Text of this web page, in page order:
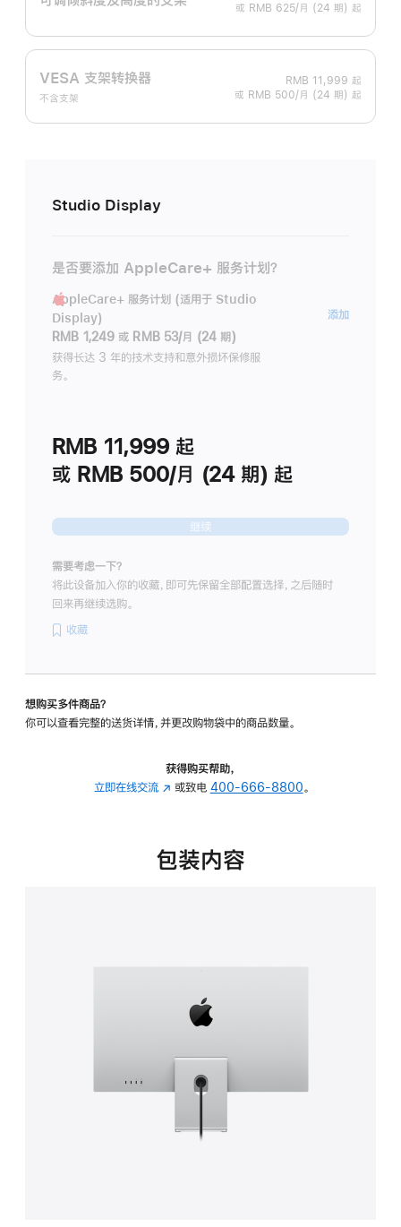
或 RMB 625/月 (24 期) 起
VESA 支架转换器
不含支架
RMB 11,999 起
或 RMB 500/月 (24 期) 起
Studio Display
是否要添加 AppleCare+ 服务计划？
AppleCare+ 服务计划 (适用于 Studio
Display)
RMB 1,249 或 RMB 53/月 (24 期)
获得长达 3 年的技术支持和意外损坏保修服
务。
添加
RMB 11,999 起
或 RMB 500/月 (24 期) 起
继续
需要考虑一下？
将此设备加入你的收藏，即可先保留全部配置选择，之后随时
回来再继续选购。
收藏
想购买多件商品？
你可以查看完整的送货详情，并更改购物袋中的商品数量。
获得购买帮助，
立即在线交流 (在
中
或致电 400-666-8800。
包装内容